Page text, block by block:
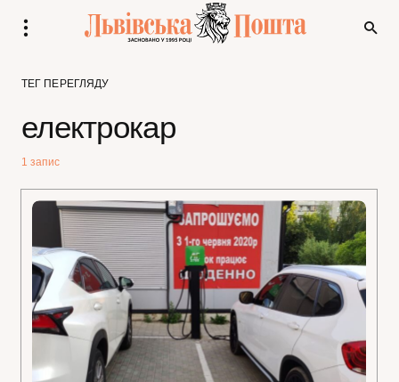
ТЕГ ПЕРЕГЛЯДУ
електрокар
1 запис